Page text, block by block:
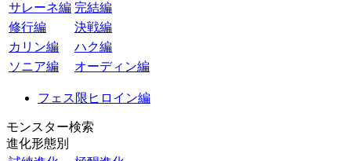
サレーネ編 完結編
修行編
決戦編
カリン編
ハク編
ソニア編
オーディン編
フェス限ヒロイン編
モンスター検索
進化形態別